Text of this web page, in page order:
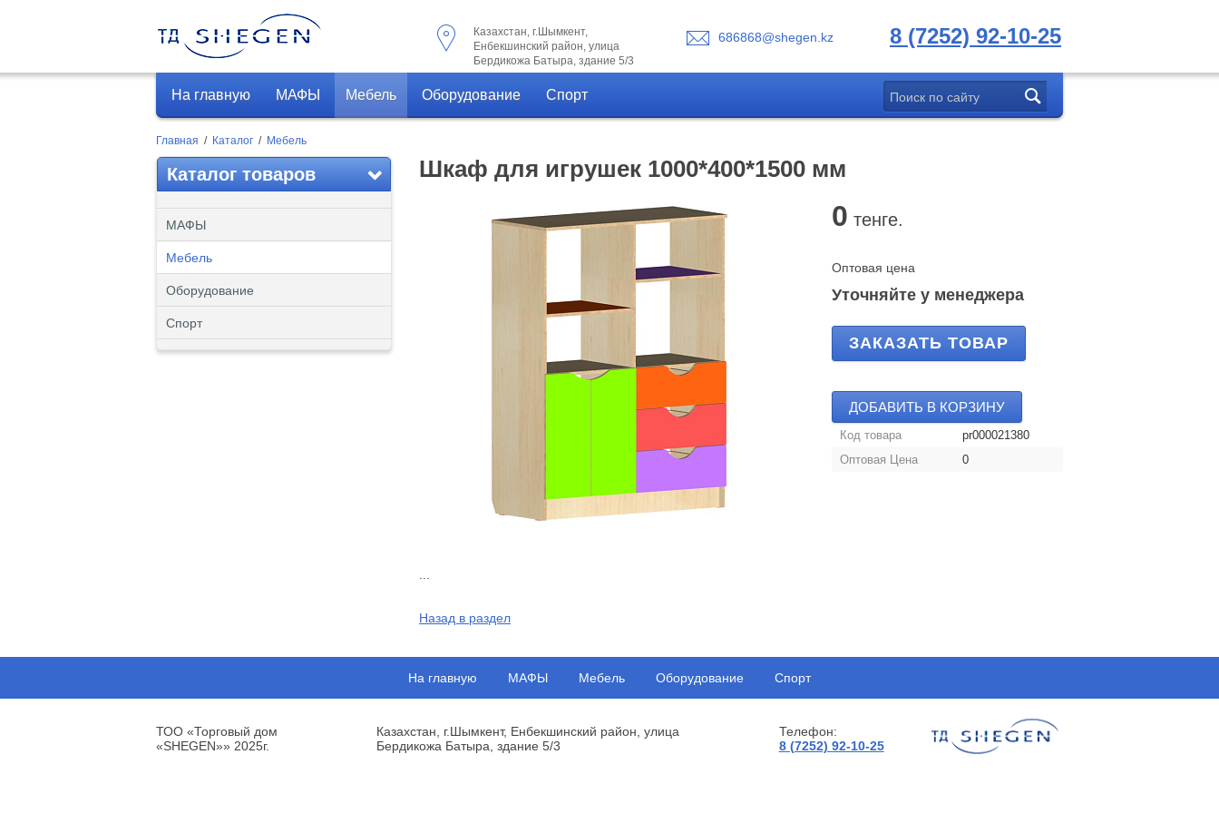
Казахстан, г.Шымкент,
Енбекшинский район, улица
Бердикожа Батыра, здание 5/3
686868@shegen.kz 8 (7252) 92-10-25
На главную МАФЫ Мебель Оборудование Спорт
Главная / Каталог / Мебель
Каталог товаров
МАФЫ
Мебель
Оборудование
Спорт
Шкаф для игрушек 1000*400*1500 мм
0 тенге.
Оптовая цена
Уточняйте у менеджера
ЗАКАЗАТЬ ТОВАР
ДОБАВИТЬ В КОРЗИНУ
Код товара
pr000021380
Оптовая Цена
0
Назад в раздел
На главную МАФЫ Мебель Оборудование Спорт
ТОО «Торговый дом
«SHEGEN»» 2025г.
Казахстан, г.Шымкент, Енбекшинский район, улица
Бердикожа Батыра, здание 5/3
Телефон:
8 (7252) 92-10-25